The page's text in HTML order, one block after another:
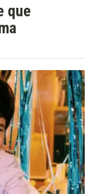
que